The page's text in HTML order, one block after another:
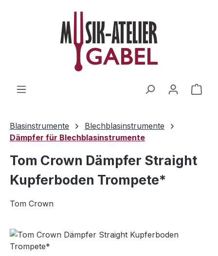
Zum Hauptinhalt springen
Blasinstrumente
Blechblasinstrumente
Dämpfer für Blechblasinstrumente
Tom Crown Dämpfer Straight
Kupferboden Trompete*
Tom Crown
Bildergalerie überspringen